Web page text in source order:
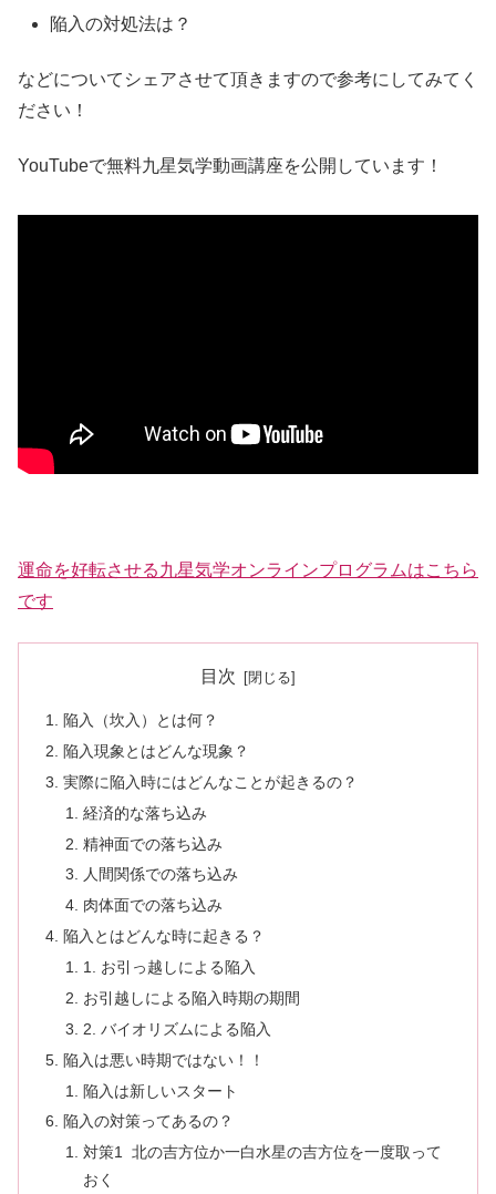
陥入の対処法は？
などについてシェアさせて頂きますので参考にしてみてく
ださい！
YouTubeで無料九星気学動画講座を公開しています！
運命を好転させる九星気学オンラインプログラムはこちら
です
目次
陥入（坎入）とは何？
陥入現象とはどんな現象？
実際に陥入時にはどんなことが起きるの？
経済的な落ち込み
精神面での落ち込み
人間関係での落ち込み
肉体面での落ち込み
陥入とはどんな時に起きる？
1. お引っ越しによる陥入
お引越しによる陥入時期の期間
2. バイオリズムによる陥入
陥入は悪い時期ではない！！
陥入は新しいスタート
陥入の対策ってあるの？
対策1 北の吉方位か一白水星の吉方位を一度取って
おく